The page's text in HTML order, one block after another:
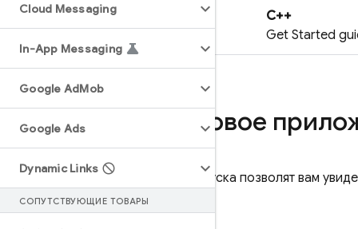
Cloud Messaging
In-App Messaging
Google AdMob
Google Ads
Dynamic Links
СОПУТСТВУЮЩИЕ ТОВАРЫ
C++
Get Started
Попробуйте тестовое
Эти приложения для быстрого запуска позволят вам